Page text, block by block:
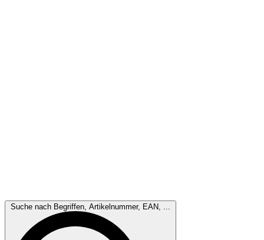
Suche nach Begriffen, Artikelnummer, EAN, ...